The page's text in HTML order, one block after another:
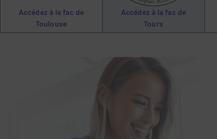
Accédez à la fac de
Toulouse
Accédez à la fac de
Tours